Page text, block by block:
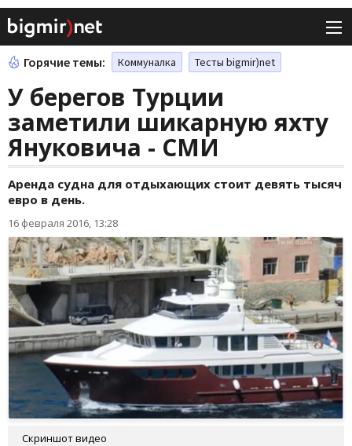
Горячие темы: Коммуналка Тесты bigmir)net
У берегов Турции
заметили шикарную яхту
Януковича - СМИ
Аренда судна для отдыхающих стоит девять тысяч
евро в день.
16 февраля 2016, 13:28
Скриншот видео